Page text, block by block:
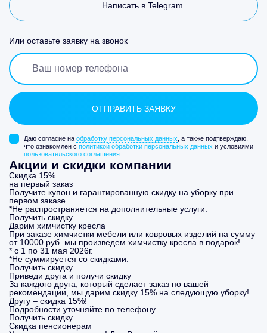
Написать в Telegram
Или оставьте заявку на звонок
Даю согласие на обработку персональных данных , а также подтверждаю,
что ознакомлен с политикой обработки персональных данных и условиями
пользовательского соглашения
Акции и скидки компании
Скидка 15%
на первый заказ
Получите купон и гарантированную скидку на уборку при
первом заказе.
*Не распространяется на дополнительные услуги.
Получить скидку
Дарим химчистку кресла
При заказе химчистки мебели или ковровых изделий на сумму
от 10000 руб. мы произведем химчистку кресла в подарок!
* с 1 по 31 мая 2026г.
*Не суммируется со скидками.
Получить скидку
Приведи друга и получи скидку
За каждого друга, который сделает заказ по вашей
рекомендации, мы дарим скидку 15% на следующую уборку!
Другу – скидка 15%!
Подробности уточняйте по телефону
Получить скидку
Скидка пенсионерам